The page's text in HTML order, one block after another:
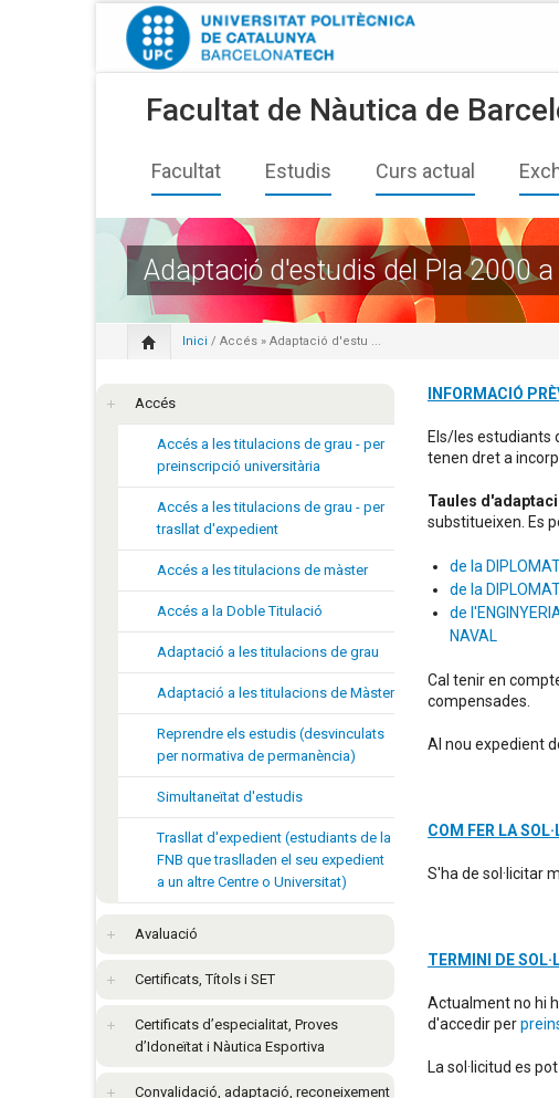
Facultat de Nàutica de
Facultat Estudis Curs actual
Adaptació d'estudis del Pla 2000
Inici / Accés » Adaptació d'estu ...
Accés
Accés a les titulacions de grau - per
preinscripció universitària
Accés a les titulacions de grau - per
trasllat d'expedient
Accés a les titulacions de màster
Accés a la Doble Titulació
Adaptació a les titulacions de grau
Adaptació a les titulacions de Màster
Reprendre els estudis (desvinculats
per normativa de permanència)
Simultaneïtat d'estudis
Trasllat d'expedient (estudiants de la
FNB que traslladen el seu expedient
a un altre Centre o Universitat)
Avaluació
Certificats, Títols i SET
Certificats d’especialitat, Proves
d’Idoneïtat i Nàutica Esportiva
Convalidació, adaptació, reconeixement
INFORMACIÓ
Els/les estudiants
tenen dret a
Taules
substitueixen. Es
de la
de la
de
NAVAL
Cal tenir en
compensades.
Al nou expedient
COM FER LA
S'ha de sol·licitar
TERMINI DE
Actualment no hi
d'accedir per
La sol·licitud es